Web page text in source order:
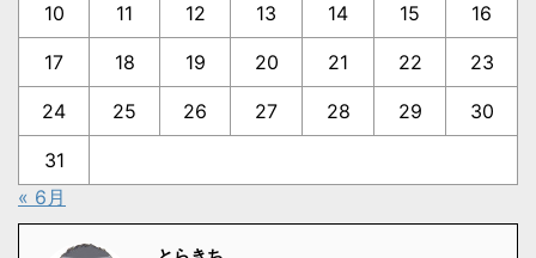
10 11 12 13 14 15 16
17 18 19 20 21 22 23
24 25 26 27 28 29 30
31
« 6月